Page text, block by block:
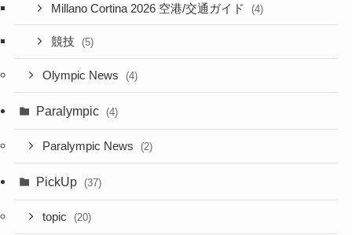
Millano Cortina 2026 空港/交通ガイド (4)
競技 (5)
Olympic News (4)
Paralympic (4)
Paralympic News (2)
PickUp (37)
topic (20)